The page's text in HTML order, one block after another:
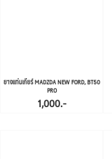
ยางแท่นเกียร์ MADZDA NEW FORD, BT50
PRO
1,000.-